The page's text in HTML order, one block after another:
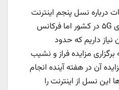
درباره نسل پنجم اینترنت
اظهار کرد: با وجود سایت های ۵G در کشور اما فرکانس
نیاز داریم که حدود
برگزاری مزایده فراز و نشیب
آن در هفته آینده انجام
این نسل از اینترنت را